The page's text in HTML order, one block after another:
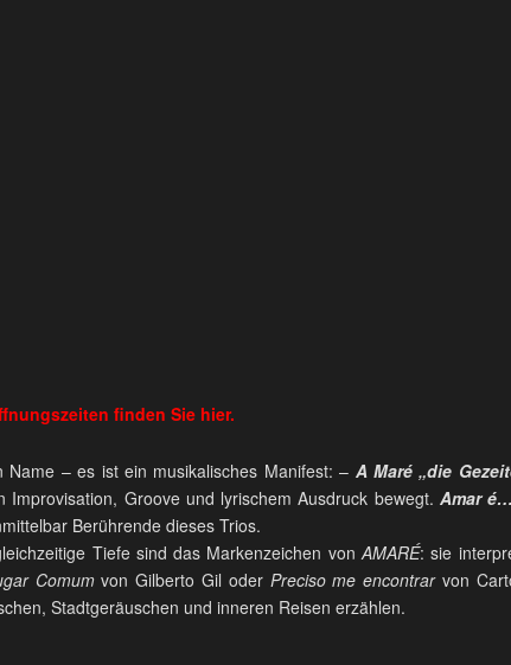
finden Sie hier.
Name – es ist ein musikalisches Manifest: – A Maré „die
Improvisation, Groove und lyrischem Ausdruck bewegt. Amar
Berührende dieses Trios.
Tiefe sind das Markenzeichen von AMARÉ: sie
Comumvon Gilberto Gil oder Preciso me encontrarvon
Stadtgeräuschen und inneren Reisen erzählen.